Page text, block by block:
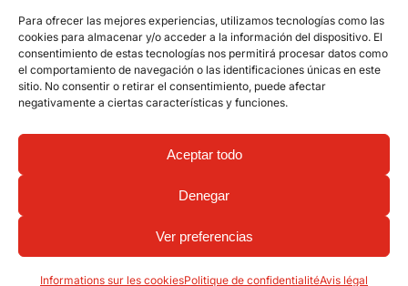
Para ofrecer las mejores experiencias, utilizamos tecnologías como las
cookies para almacenar y/o acceder a la información del dispositivo. El
consentimiento de estas tecnologías nos permitirá procesar datos como
el comportamiento de navegación o las identificaciones únicas en este
sitio. No consentir o retirar el consentimiento, puede afectar
negativamente a ciertas características y funciones.
Aceptar todo
Denegar
Ver preferencias
Informations sur les cookiesPolitique de confidentialitéAvis légal
+34 96 151 53 44
info@grupfabregas.com
Grup Fábregas
Accès concessionnaire
Avis légal
Politique de confidentialité
Informations sur les cookies
mobiliers urbains ECO Friendly –
qualitystudio